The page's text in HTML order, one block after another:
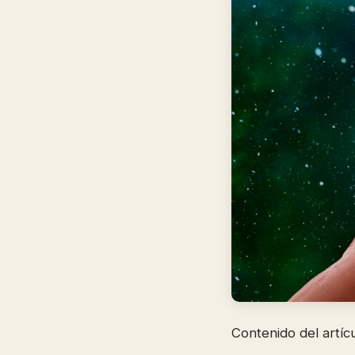
Contenido del